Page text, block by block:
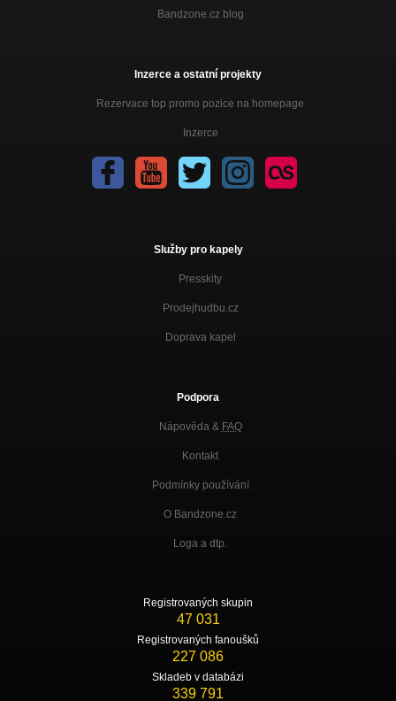
Bandzone.cz blog
Inzerce a ostatní projekty
Rezervace top promo pozice na homepage
Inzerce
Služby pro kapely
Presskity
Prodejhudbu.cz
Doprava kapel
Podpora
Nápověda & FAQ
Kontakt
Podmínky používání
O Bandzone.cz
Loga a dtp.
Registrovaných skupin
47 031
Registrovaných fanoušků
227 086
Skladeb v databázi
339 791